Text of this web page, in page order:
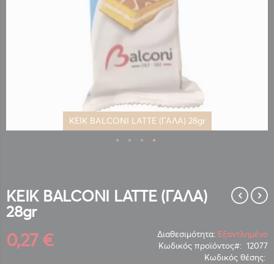
ΚΕΙΚ BALCONI LATTE (ΓΑΛΑ) 28gr
της
συλλογής
εικόνων
ΚΕΙΚ BALCONI LATTE (ΓΑΛΑ)
28gr
0,27 € Διαθεσιμότητα: Εξαντλημένο
Κωδικός προϊόντος
12077
Κωδικός θέσης: